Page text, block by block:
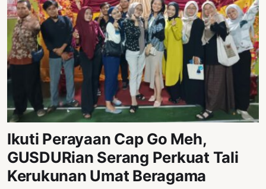
Ikuti Perayaan Cap Go Meh,
GUSDURian Serang Perkuat Tali
Kerukunan Umat Beragama